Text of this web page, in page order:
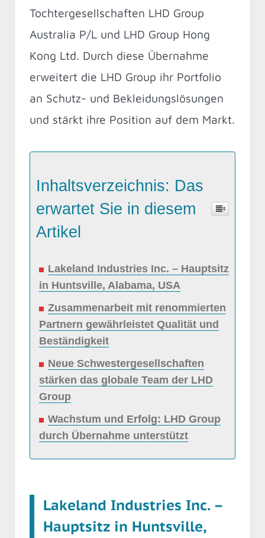
Tochtergesellschaften LHD Group
Australia P/L und LHD Group Hong
Kong Ltd. Durch diese Übernahme
erweitert die LHD Group ihr Portfolio
an Schutz- und Bekleidungslösungen
und stärkt ihre Position auf dem Markt.
Inhaltsverzeichnis: Das
erwartet Sie in diesem
Artikel
Lakeland Industries Inc. – Hauptsitz
in Huntsville, Alabama, USA
Zusammenarbeit mit renommierten
Partnern gewährleistet Qualität und
Beständigkeit
Neue Schwestergesellschaften
stärken das globale Team der LHD
Group
Wachstum und Erfolg: LHD Group
durch Übernahme unterstützt
Lakeland Industries Inc. –
Hauptsitz in Huntsville,